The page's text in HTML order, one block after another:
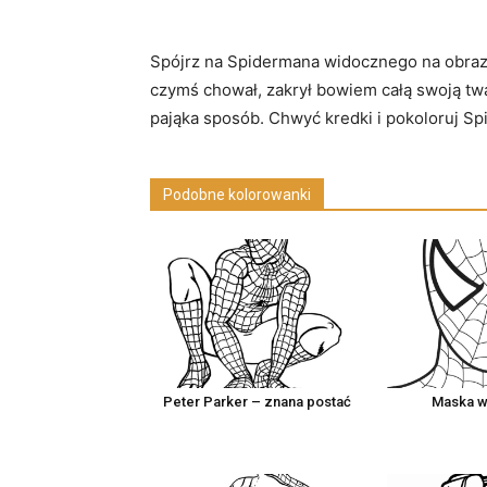
Spójrz na Spidermana widocznego na
czymś chował, zakrył bowiem całą swoją
pająka sposób. Chwyć kredki i pokoloruj
Podobne kolorowanki
Peter Parker – znana postać Maska